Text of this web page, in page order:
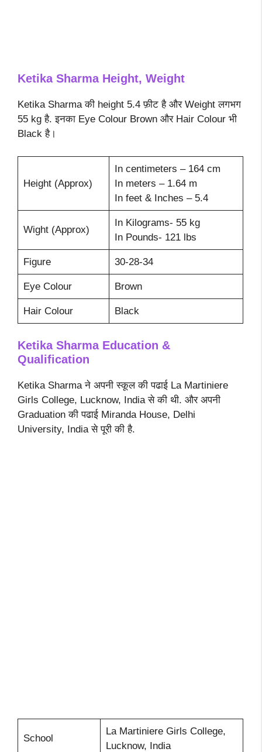
Ketika Sharma Height, Weight
Ketika Sharma की height 5.4 फ़ीट है और Weight लगभग
55 kg है. इनका Eye Colour Brown और Hair Colour भी
Black है।
Height (Approx)
In centimeters – 164 cm
In meters – 1.64 m
In feet & Inches – 5.4
Wight (Approx)
In Kilograms- 55 kg
In Pounds- 121 lbs
Figure 30-28-34
Eye Colour Brown
Hair Colour Black
Ketika Sharma Education &
Qualification
Ketika Sharma ने अपनी स्कूल की पढाई La Martiniere
Girls College, Lucknow, India से की थी. और अपनी
Graduation की पढाई Miranda House, Delhi
University, India से पूरी की है.
School
La Martiniere Girls College,
Lucknow, India